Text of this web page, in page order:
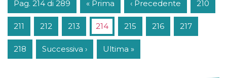
Pag. 214 di 289 « Prima ‹ Precedente 210
211 212 213 214 215 216 217
218 Successiva › Ultima »